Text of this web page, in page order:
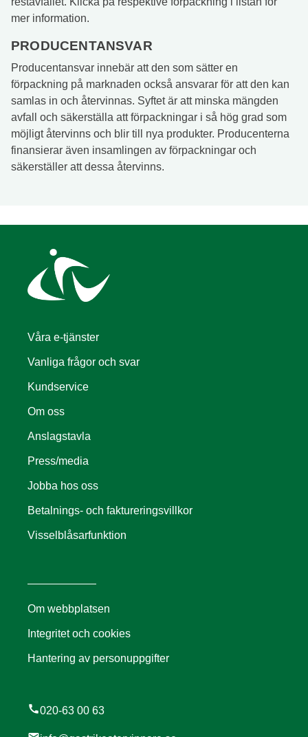
mer information.
PRODUCENTANSVAR
Producentansvar innebär att den som sätter en
förpackning på marknaden också ansvarar för att den kan
samlas in och återvinnas. Syftet är att minska mängden
avfall och säkerställa att förpackningar i så hög grad som
möjligt återvinns och blir till nya produkter. Producenterna
finansierar även insamlingen av förpackningar och
säkerställer att dessa återvinns.
Våra e-tjänster
Vanliga frågor och svar
Kundservice
Om oss
Anslagstavla
Press/media
Jobba hos oss
Betalnings- och faktureringsvillkor
Visselblåsarfunktion
Om webbplatsen
Integritet och cookies
Hantering av personuppgifter
call020-63 00 63